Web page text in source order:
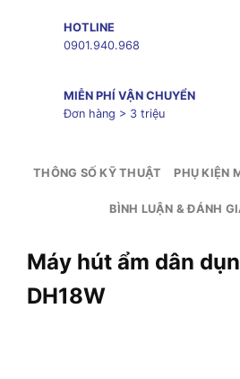
HOTLINE
0901.940.968
MIỄN PHÍ VẬN CHUYỂN
Đơn hàng > 3 triệu
THÔNG SỐ KỸ THUẬT PHỤ KIỆN
BÌNH LUẬN & ĐÁNH
Máy hút ẩm dân
DH18W